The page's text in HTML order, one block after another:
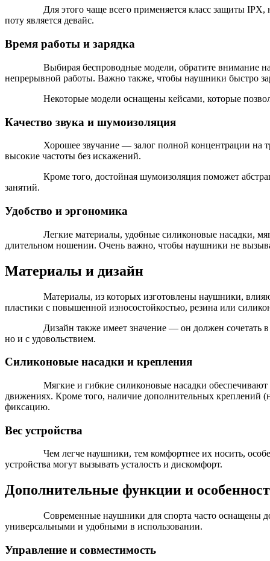
Для этого чаще всего применяется класс защиты
поту является девайс.
Время работы и зарядка
Выбирая беспроводные модели, обратите внимание
непрерывной работы. Важно также, чтобы наушники быстро
Некоторые модели оснащены кейсами, которые
Качество звука и шумоизоляция
Хорошее звучание — залог полной концентрации на
высокие частоты без искажений.
Кроме того, достойная шумоизоляция поможет
занятий.
Удобство и эргономика
Легкие материалы, удобные силиконовые насадки,
длительном ношении. Очень важно, чтобы наушники не
Материалы и дизайн
Материалы, из которых изготовлены наушники,
пластики с повышенной износостойкостью, резина или
Дизайн также имеет значение — он должен сочетать
но и с удовольствием.
Силиконовые насадки и крепления
Мягкие и гибкие силиконовые насадки
движениях. Кроме того, наличие дополнительных креплений
фиксацию.
Вес устройства
Чем легче наушники, тем комфортнее их носить,
устройства могут вызывать усталость и дискомфорт.
Дополнительные функции и
Современные наушники для спорта часто оснащены
универсальными и удобными в использовании.
Управление и совместимость